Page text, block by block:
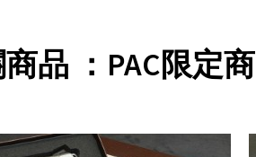
品 ：PAC限定